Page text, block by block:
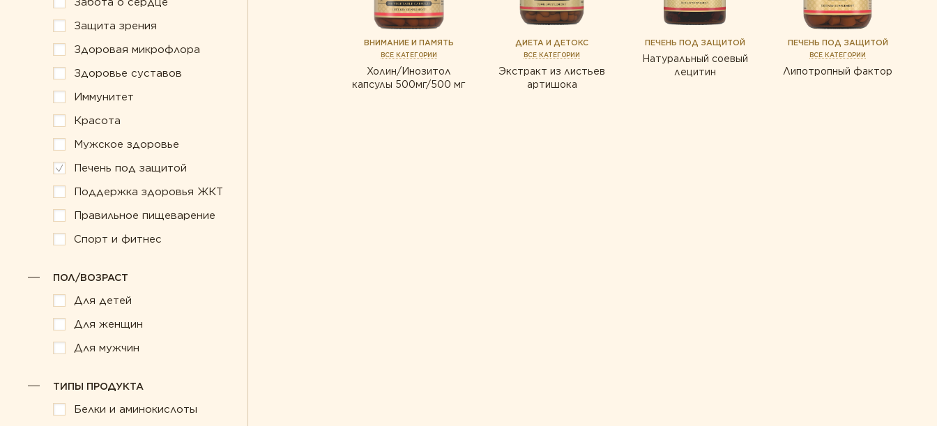
Забота о сердце
Защита зрения
Здоровая микрофлора
Правильное пищеварение
Защита зрения
Здоровая микрофлора
Здоровье суставов
Иммунитет
Красота
Мужское здоровье
Печень под защитой
Поддержка здоровья ЖКТ
Правильное пищеварение
Спорт и фитнес
ПОЛ/ВОЗРАСТ
Для детей
Для женщин
Для мужчин
ТИПЫ ПРОДУКТА
Белки и аминокислоты
ВНИМАНИЕ И ПАМЯТЬ
ВСЕ КАТЕГОРИИ
Холин/Инозитол
капсулы 500мг/500 мг
ДИЕТА И ДЕТОКС
ВСЕ КАТЕГОРИИ
Экстракт из листьев
артишока
ПЕЧЕНЬ ПОД ЗАЩИТОЙ
Натуральный соевый
лецитин
ПЕЧЕНЬ ПОД ЗАЩИТОЙ
ВСЕ КАТЕГОРИИ
Липотропный фактор